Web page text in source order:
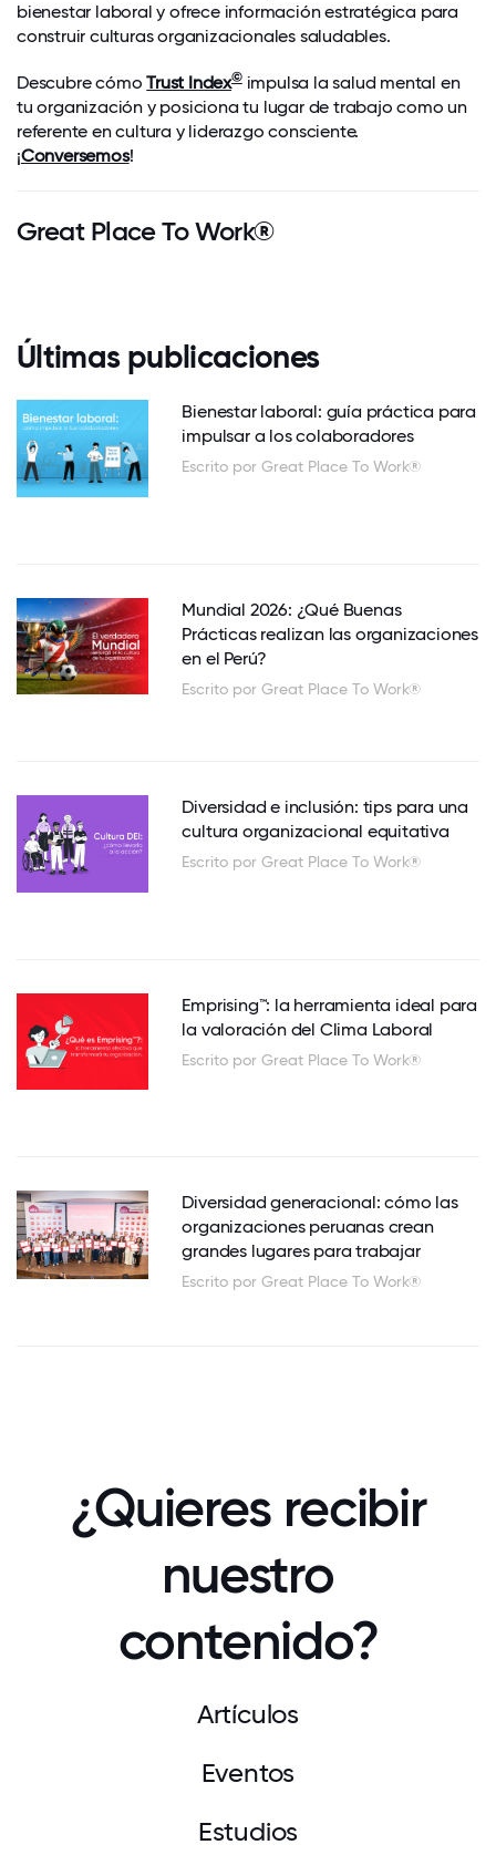
bienestar laboral y ofrece información estratégica para
construir culturas organizacionales saludables.
Descubre cómo Trust Index©impulsa la salud mental en
tu organización y posiciona tu lugar de trabajo como un
referente en cultura y liderazgo consciente.
¡Conversemos!
Great Place To Work®
Últimas publicaciones
Bienestar laboral: guía práctica para
impulsar a los colaboradores
Escrito por Great Place To Work®
Mundial 2026: ¿Qué Buenas
Prácticas realizan las organizaciones
en el Perú?
Escrito por Great Place To Work®
Diversidad e inclusión: tips para una
cultura organizacional equitativa
Escrito por Great Place To Work®
Emprising™: la herramienta ideal para
la valoración del Clima Laboral
Escrito por Great Place To Work®
Diversidad generacional: cómo las
organizaciones peruanas crean
grandes lugares para trabajar
Escrito por Great Place To Work®
¿Quieres recibir
nuestro
contenido?
Artículos
Eventos
Estudios